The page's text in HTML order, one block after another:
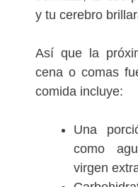
y tu cerebro
Así que la
cena o comas
comida incluye:
Una
como
virgen